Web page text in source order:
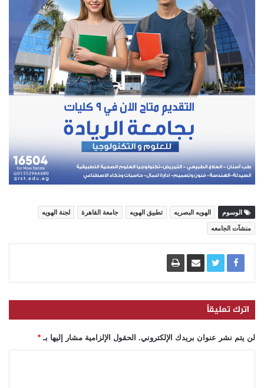
الوسوم الهويه البصريه تطبيق الهويه جامعة القاهرة لجنة الهويه
منشآت الجامعه
اترك تعليقاً
لن يتم نشر عنوان بريدك الإلكتروني. الحقول الإلزامية مشار إليها بـ *